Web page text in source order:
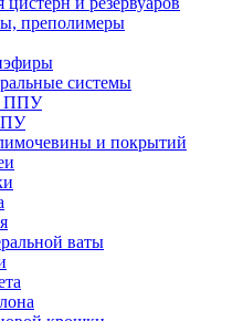
преполимеры
системы
ППУ
и покрытий
ваты